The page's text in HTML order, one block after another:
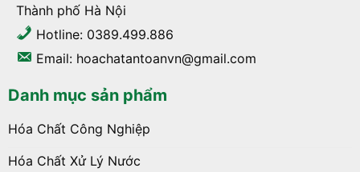
Thành phố Hà Nội
Hotline: 0389.499.886
Email: hoachatantoanvn@gmail.com
Danh mục sản phẩm
Hóa Chất Công Nghiệp
Hóa Chất Xử Lý Nước